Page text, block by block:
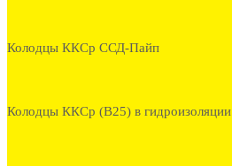
Колодцы ККСр ССД-Пайп
Колодцы ККСр (В25) в гидроизоляции